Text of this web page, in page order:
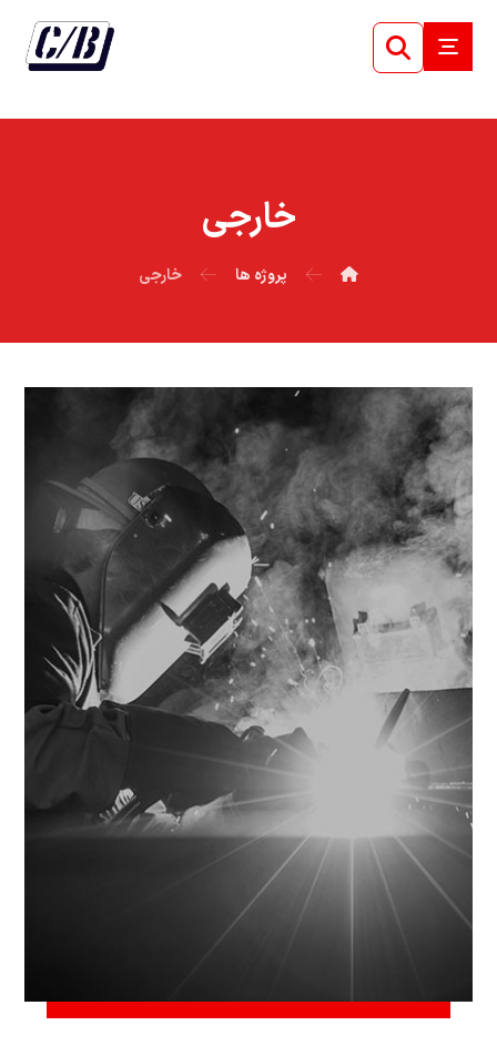
خارجی
پروژه ها خارجی